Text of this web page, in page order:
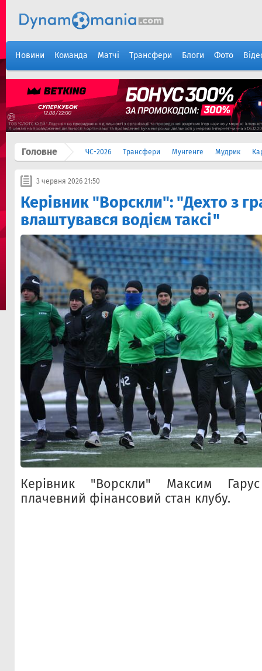
Новини Команда Матчі Трансфери Блоги Фото
Головне ЧС-2026 Трансфери Мунгенге Мудрик
3 червня 2026 21:50
Керівник "Ворскли": "Дехто з
влаштувався водієм таксі"
Керівник "Ворскли" Максим
плачевний фінансовий стан клубу.